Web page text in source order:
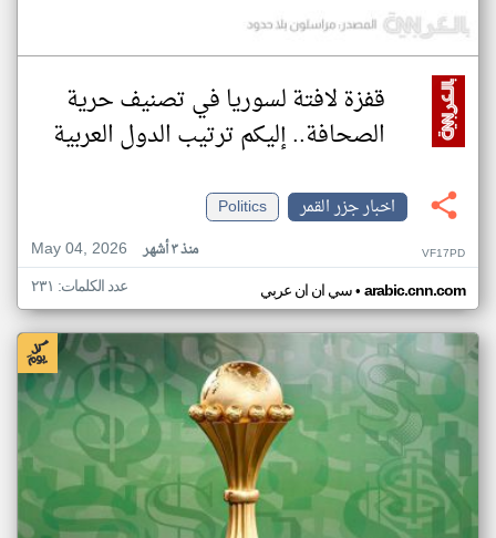
قفزة لافتة لسوريا في تصنيف حرية
الصحافة.. إليكم ترتيب الدول العربية
اخبار جزر القمر
Politics
May 04, 2026
منذ ٣ أشهر VF17PD
سي ان ان عربي• arabic.cnn.com عدد الكلمات: ٢٣١